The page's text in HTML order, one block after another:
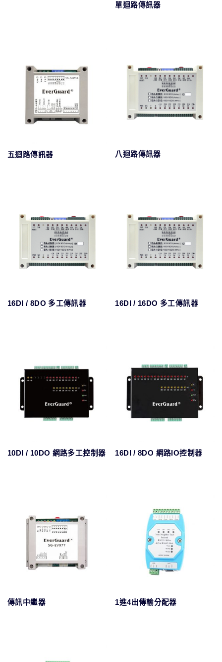
單迴路傳訊器
五迴路傳訊器 八迴路傳訊器
16DI / 8DO 多工傳訊器 16DI / 16DO 多工傳訊器
10DI / 10DO 網路多工控制器 16DI / 8DO 網路IO控制器
傳訊中繼器 1進4出傳輸分配器